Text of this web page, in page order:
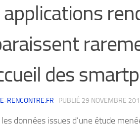
applications
des
RENCONTRE.FR · PUBLIÉ 29 NOVEMBRE
les données issues d’une étude